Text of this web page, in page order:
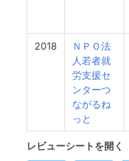
2018
ＮＰＯ法
人若者就
労支援セ
ンターつ
ながるね
っと
レビューシートを開く